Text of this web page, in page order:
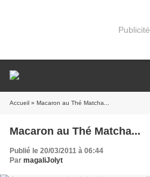
Publicité
Accueil » Macaron au Thé Matcha...
Macaron au Thé Matcha...
Publié le 20/03/2011 à 06:44
Par magaliJolyt